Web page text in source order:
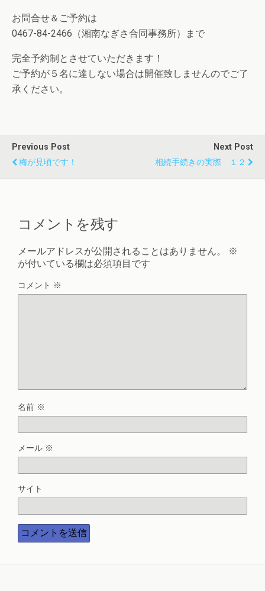
お問合せ＆ご予約は
0467-84-2466（湘南なぎさ合同事務所）まで
完全予約制とさせていただきます！
ご予約が５名に達しない場合は開催致しませんのでご了
承 ください。
Previous Post
梅が見頃です！
Next Post
相続手続きの実際 １２
コメントを残す
メールアドレスが公開されることはありません。
※
が付いている欄は必須項目です
コメント ※
名前 ※
メール ※
サイト